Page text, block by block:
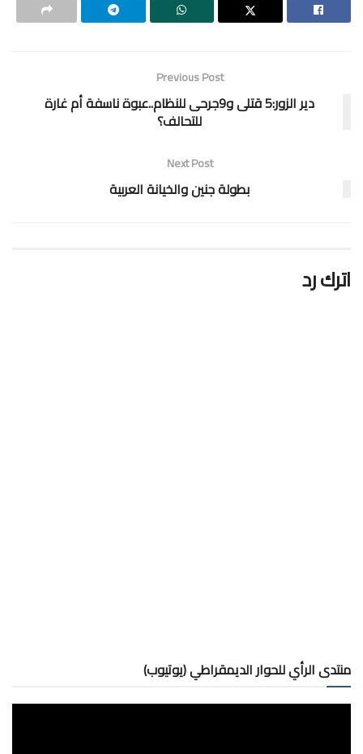
Previous Post
دير الزور:5 قتلى و9جرحى للنظام..عبوة ناسفة أم غارة
للتحالف؟
Next Post
بطولة جنين والخيانة العربية
اترك رد
منتدى الرأي للحوار الديمقراطي (يوتيوب)